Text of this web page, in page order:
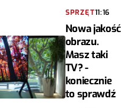
SPRZĘT11:16
Nowa jakość
obrazu.
Masz taki
TV? -
koniecznie
to sprawdź